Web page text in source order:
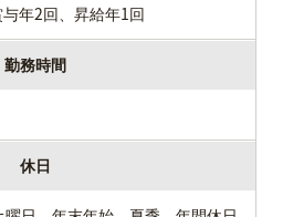
年2回、昇給年1回
勤務時間
休日